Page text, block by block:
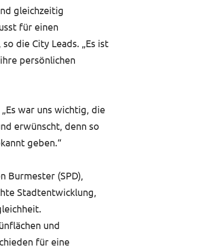
gleichzeitig
für einen
die City Leads. „Es ist
persönlichen
war uns wichtig, die
erwünscht, denn so
geben.“
Burmester (SPD),
Stadtentwicklung,
und
für eine